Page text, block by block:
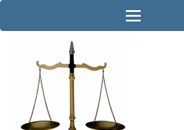
Ga
inhoud